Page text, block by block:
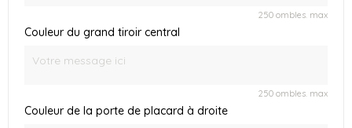
250 ombles. max
Couleur du grand tiroir central
250 ombles. max
Couleur de la porte de placard à droite